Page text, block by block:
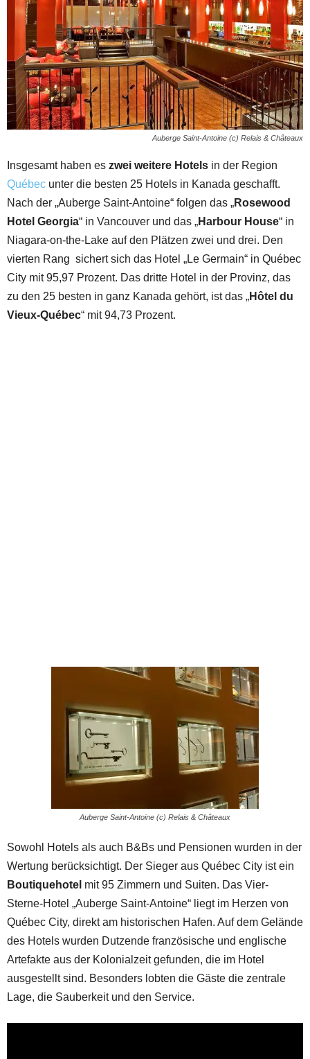
Auberge Saint-Antoine (c) Relais & Châteaux
Insgesamt haben es zwei weitere Hotels in der Region
Québec unter die besten 25 Hotels in Kanada geschafft.
Nach der „Auberge Saint-Antoine“ folgen das „Rosewood
Hotel Georgia“ in Vancouver und das „Harbour House“ in
Niagara-on-the-Lake auf den Plätzen zwei und drei. Den
vierten Rang sichert sich das Hotel „Le Germain“ in Québec
City mit 95,97 Prozent. Das dritte Hotel in der Provinz, das
zu den 25 besten in ganz Kanada gehört, ist das „Hôtel du
Vieux-Québec“ mit 94,73 Prozent.
Auberge Saint-Antoine (c) Relais & Châteaux
Sowohl Hotels als auch B&Bs und Pensionen wurden in der
Wertung berücksichtigt. Der Sieger aus Québec City ist ein
Boutiquehotel mit 95 Zimmern und Suiten. Das Vier-
Sterne-Hotel „Auberge Saint-Antoine“ liegt im Herzen von
Québec City, direkt am historischen Hafen. Auf dem Gelände
des Hotels wurden Dutzende französische und englische
Artefakte aus der Kolonialzeit gefunden, die im Hotel
ausgestellt sind. Besonders lobten die Gäste die zentrale
Lage, die Sauberkeit und den Service.